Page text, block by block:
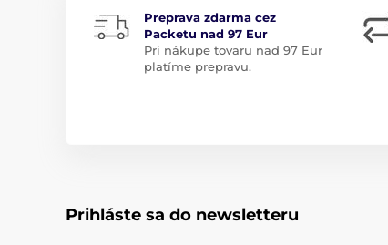
Preprava zdarma cez
Packetu nad 97 Eur
Pri nákupe tovaru nad 97 Eur
platíme prepravu.
Prihláste sa do newsletteru